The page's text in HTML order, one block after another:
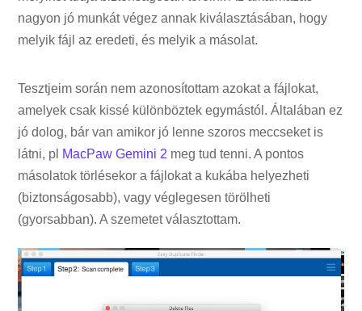
nagyon jó munkát végez annak kiválasztásában, hogy
melyik fájl az eredeti, és melyik a másolat.
Tesztjeim során nem azonosítottam azokat a fájlokat,
amelyek csak kissé különböztek egymástól. Általában ez
jó dolog, bár van amikor jó lenne szoros meccseket is
látni, pl MacPaw Gemini 2 meg tud tenni. A pontos
másolatok törlésekor a fájlokat a kukába helyezheti
(biztonságosabb), vagy véglegesen törölheti
(gyorsabban). A szemetet választottam.